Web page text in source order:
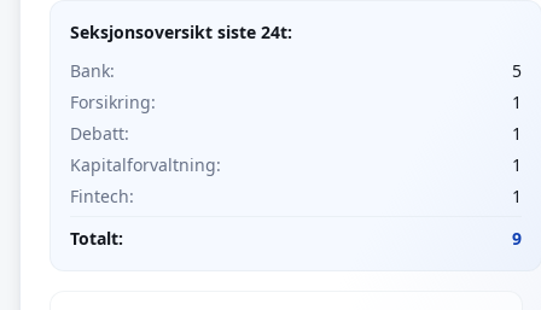
Seksjonsoversikt siste 24t:
Bank:
5
Forsikring:
1
Debatt:
1
Kapitalforvaltning:
1
Fintech:
1
Totalt:
9